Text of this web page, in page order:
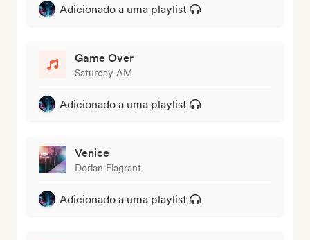
Adicionado a uma playlist
Game Over
Saturday AM
Adicionado a uma playlist
Venice
Dorian Flagrant
Adicionado a uma playlist